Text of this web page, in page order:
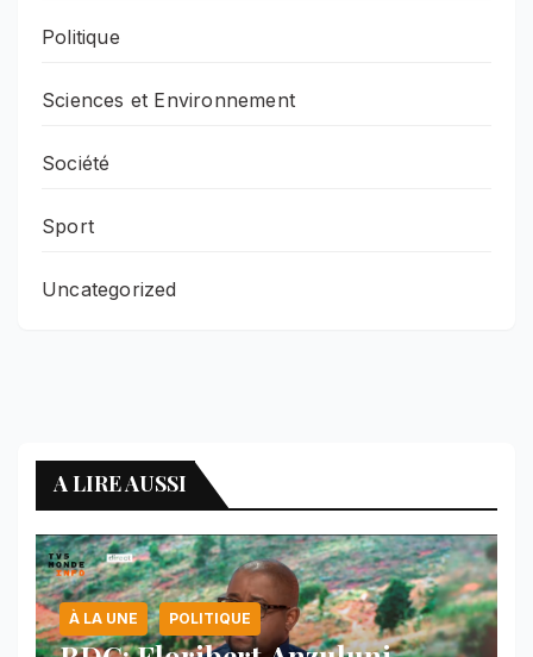
Politique
Sciences et Environnement
Société
Sport
Uncategorized
A LIRE AUSSI
À LA UNE POLITIQUE